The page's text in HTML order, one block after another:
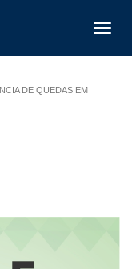
DE QUEDAS EM